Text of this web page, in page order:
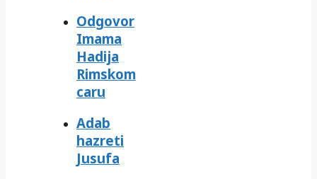
Odgovor
Imama
Hadija
Rimskom
caru
Adab
hazreti
Jusufa